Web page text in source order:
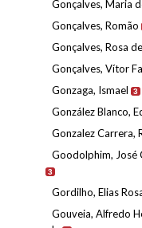
Gonçalves, Maria
Gonçalves, Romão
Gonçalves, Rosa
Gonçalves, Vítor
Gonzaga, Ismael 3
González Blanco,
Gonzalez Carrera,
Goodolphim, José
3
Gordilho, Elias
Gouveia, Alfredo